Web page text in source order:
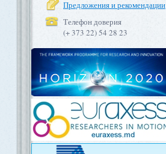
Предложения и рекомендации
Телефон доверия
(+ 373 22) 54 28 23